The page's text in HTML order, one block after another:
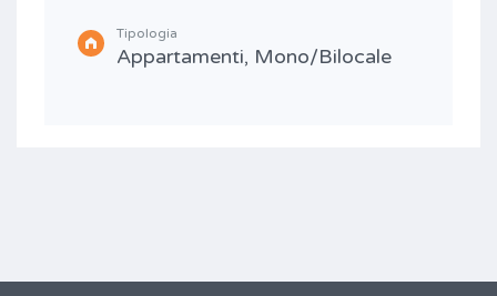
Tipologia
Appartamenti, Mono/Bilocale